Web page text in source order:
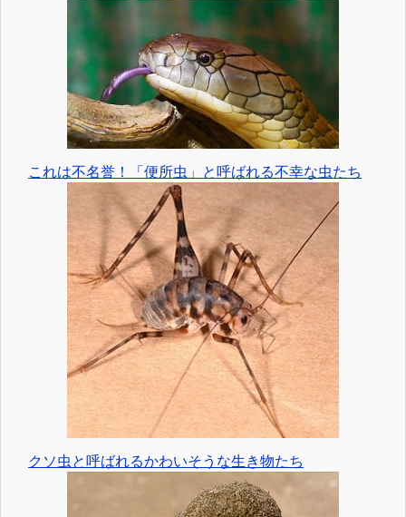
これは不名誉！「便所虫」と呼ばれる不幸な虫たち
クソ虫と呼ばれるかわいそうな生き物たち